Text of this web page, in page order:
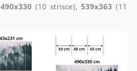
490x330 (10 strisce),539x363 (11